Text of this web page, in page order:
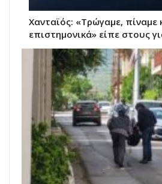
Χανταϊός: «Τρώγαμε, πίναμε
επιστημονικά» είπε στους